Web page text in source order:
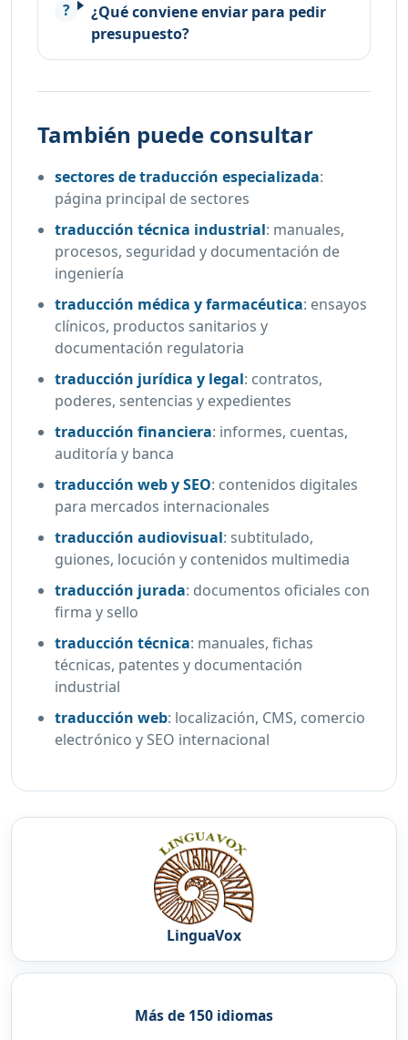
¿Qué conviene enviar para pedir
presupuesto?
También puede consultar
sectores de traducción especializada:
página principal de sectores
traducción técnica industrial: manuales,
procesos, seguridad y documentación de
ingeniería
traducción médica y farmacéutica: ensayos
clínicos, productos sanitarios y
documentación regulatoria
traducción jurídica y legal: contratos,
poderes, sentencias y expedientes
traducción financiera: informes, cuentas,
auditoría y banca
traducción web y SEO: contenidos digitales
para mercados internacionales
traducción audiovisual: subtitulado,
guiones, locución y contenidos multimedia
traducción jurada: documentos oficiales con
firma y sello
traducción técnica: manuales, fichas
técnicas, patentes y documentación
industrial
traducción web: localización, CMS, comercio
electrónico y SEO internacional
LinguaVox
Más de 150 idiomas